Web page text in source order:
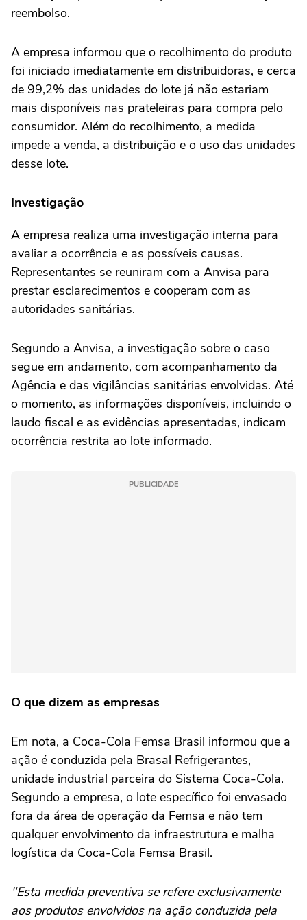
reembolso.
A empresa informou que o recolhimento do produto
foi iniciado imediatamente em distribuidoras, e cerca
de 99,2% das unidades do lote já não estariam
mais disponíveis nas prateleiras para compra pelo
consumidor. Além do recolhimento, a medida
impede a venda, a distribuição e o uso das unidades
desse lote.
Investigação
A empresa realiza uma investigação interna para
avaliar a ocorrência e as possíveis causas.
Representantes se reuniram com a Anvisa para
prestar esclarecimentos e cooperam com as
autoridades sanitárias.
Segundo a Anvisa, a investigação sobre o caso
segue em andamento, com acompanhamento da
Agência e das vigilâncias sanitárias envolvidas. Até
o momento, as informações disponíveis, incluindo o
laudo fiscal e as evidências apresentadas, indicam
ocorrência restrita ao lote informado.
PUBLICIDADE
O que dizem as empresas
Em nota, a Coca-Cola Femsa Brasil informou que a
ação é conduzida pela Brasal Refrigerantes,
unidade industrial parceira do Sistema Coca-Cola.
Segundo a empresa, o lote específico foi envasado
fora da área de operação da Femsa e não tem
qualquer envolvimento da infraestrutura e malha
logística da Coca-Cola Femsa Brasil.
"Esta medida preventiva se refere exclusivamente
aos produtos envolvidos na ação conduzida pela